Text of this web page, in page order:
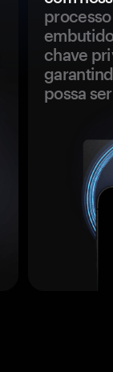
chave
possa